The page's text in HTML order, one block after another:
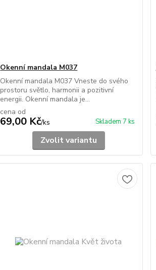
Okenní mandala M037
Okenní mandala M037 Vneste do svého
prostoru světlo, harmonii a pozitivní
energii. Okenní mandala je...
cena od
69,00 Kč/ks Skladem 7 ks
Zvolit variantu